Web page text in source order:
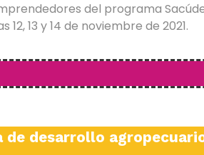
del programa
13 y 14 de noviembre de 2021.
desarrollo